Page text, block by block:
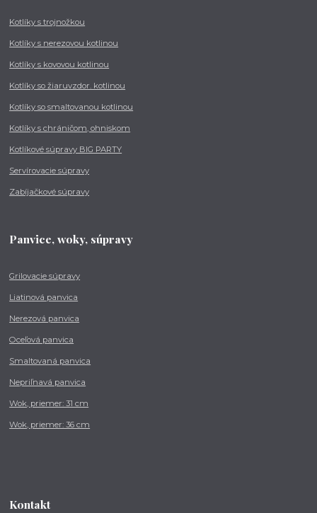
Kotlíky s trojnožkou
Kotlíky s nerezovou kotlinou
Kotlíky s kovovou kotlinou
Kotlíky so žiaruvzdor. kotlinou
Kotlíky so smaltovanou kotlinou
Kotlíky s chráničom, ohniskom
Kotlíkové súpravy BIG PARTY
Servírovacie súpravy
Zabíjačkové súpravy
Panvice, woky, súpravy
Grilovacie súpravy
Liatinová panvica
Nerezová panvica
Oceľová panvica
Smaltovaná panvica
Nepriľnavá panvica
Wok, priemer: 31 cm
Wok, priemer: 36 cm
Kontakt